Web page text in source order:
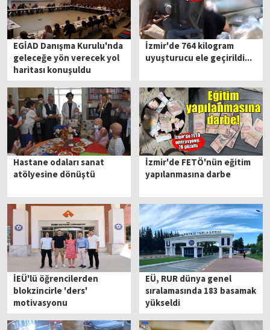
EGİAD Danışma Kurulu'nda
geleceğe yön verecek yol
haritası konuşuldu
İzmir'de 764 kilogram
uyuşturucu ele geçirildi...
Hastane odaları sanat
atölyesine dönüştü
İzmir'de FETÖ'nün eğitim
yapılanmasına darbe
İEÜ'lü öğrencilerden
blokzincirle 'ders'
motivasyonu
EÜ, RUR dünya genel
sıralamasında 183 basamak
yükseldi